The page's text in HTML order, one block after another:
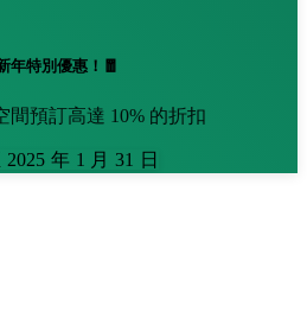
年特別優惠！🧧
間預訂高達 10% 的折扣
年 1 月 31 日